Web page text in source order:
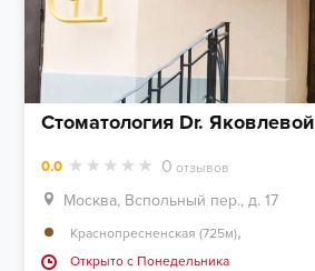
Стоматология Dr. Яковлевой
0.0 0 отзывов
Москва, Вспольный пер., д. 17
Краснопресненская (725м),
Открыто c Понедельника